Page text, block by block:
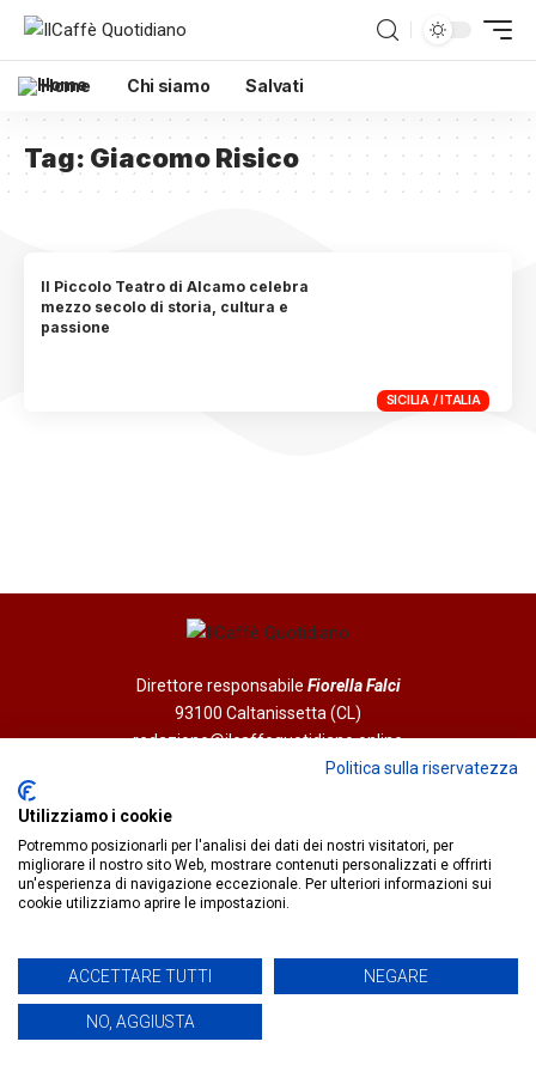
Home Chi siamo Salvati
Tag: Giacomo Risico
SICILIA / ITALIA
Il Piccolo Teatro di Alcamo celebra
mezzo secolo di storia, cultura e
passione
Direttore responsabile Fiorella Falci
93100 Caltanissetta (CL)
redazione@ilcaffequotidiano.online
C.F. 92076900858
IlCaffèQuotidiano.online è una testata giornalistica registrata
Politica sulla riservatezza
Utilizziamo i cookie
Potremmo posizionarli per l'analisi dei dati dei nostri visitatori, per
migliorare il nostro sito Web, mostrare contenuti personalizzati e offrirti
un'esperienza di navigazione eccezionale. Per ulteriori informazioni sui
cookie utilizziamo aprire le impostazioni.
ACCETTARE TUTTI NEGARE
NO, AGGIUSTA